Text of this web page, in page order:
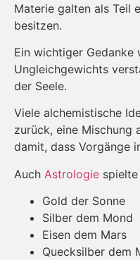
Materie galten als Teil
besitzen.
Ein wichtiger Gedanke
Ungleichgewichts
der Seele.
Viele alchemistische
zurück, eine Mischung
damit, dass Vorgänge
Auch Astrologie
Gold der Sonne
Silber dem Mond
Eisen dem Mars
Quecksilber dem